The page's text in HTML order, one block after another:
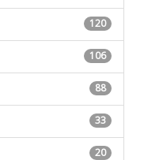
120
106
88
33
20